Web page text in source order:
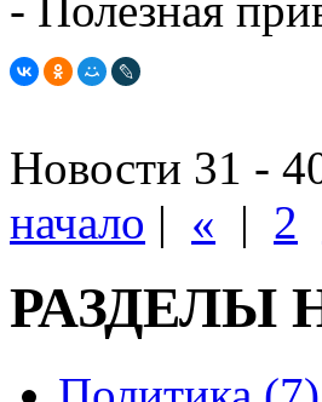
Новости 31 -
начало | « | 2
РАЗДЕЛЫ